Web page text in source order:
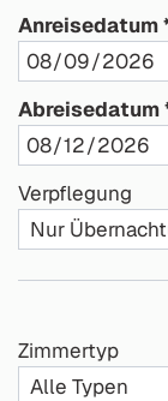
Anreisedatum
Abreisedatum
Verpflegung
Zimmertyp